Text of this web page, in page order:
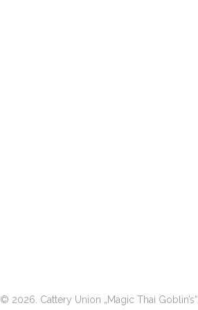
© 2026. Cattery Union „Magic Thai Goblin’s“,